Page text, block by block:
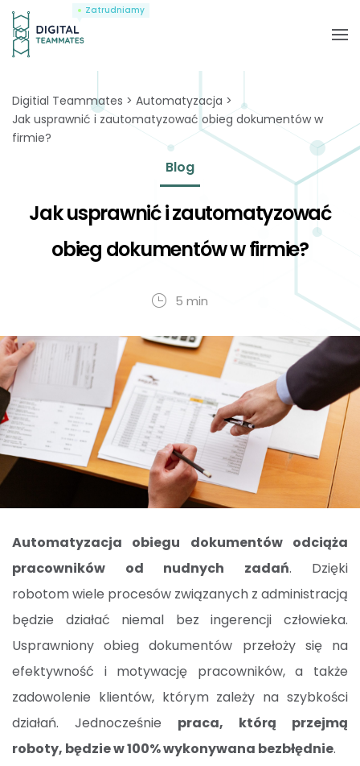
Zatrudniamy
Digitial Teammates
Automatyzacja
Jak usprawnić i zautomatyzować obieg dokumentów w
firmie?
Blog
Jak usprawnić i zautomatyzować
obieg dokumentów w firmie?
5 min
Automatyzacja obiegu dokumentów odciąża
pracowników od nudnych zadań. Dzięki
robotom wiele procesów związanych z administracją
będzie działać niemal bez ingerencji człowieka.
Usprawniony obieg dokumentów przełoży się na
efektywność i motywację pracowników, a także
zadowolenie klientów, którym zależy na szybkości
działań. Jednocześnie praca, którą przejmą
roboty, będzie w 100% wykonywana bezbłędnie.